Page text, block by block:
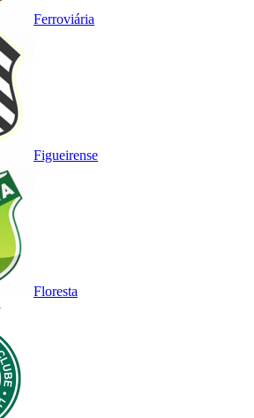
Ferroviária
Figueirense
Floresta